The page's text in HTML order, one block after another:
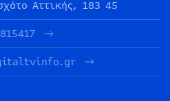
Αττικής, 183 45